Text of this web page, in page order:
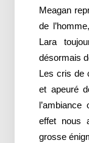
Meagan
de
Lara
désormais
Les cris de
et apeuré
effet nous
grosse